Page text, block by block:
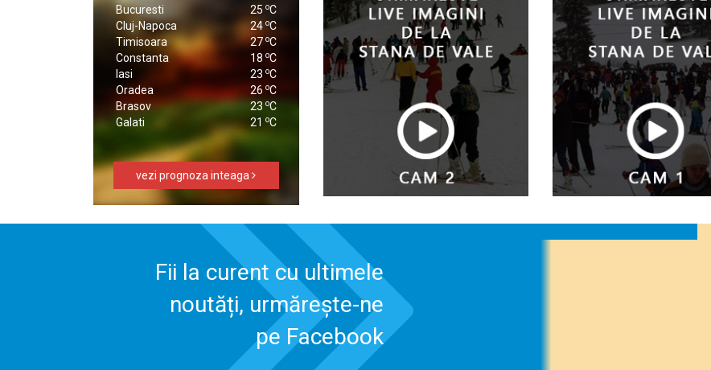
Bucuresti 25 oC
Cluj-Napoca
24 oC
Timisoara
27oC
Constanta
18 oC
Iasi
23 oC
Oradea
26 oC
Brasov
23 oC
Galati
21 oC
vezi prognoza inteaga
Fii la curent cu ultimele
noutăți, urmărește-ne
pe Facebook